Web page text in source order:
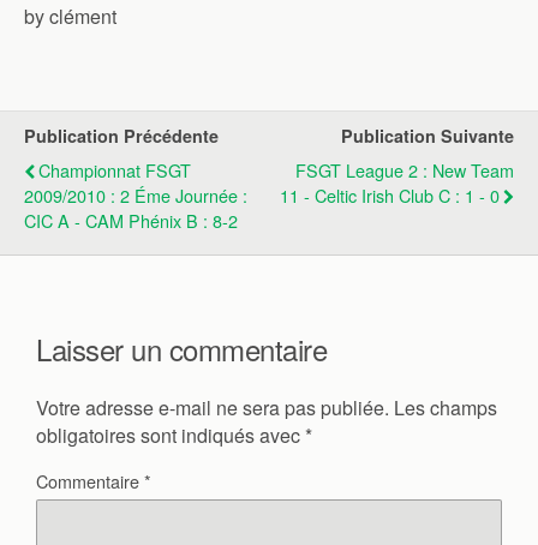
by clément
Publication Précédente
Championnat FSGT
2009/2010 : 2 Éme Journée :
CIC A - CAM Phénix B : 8-2
Publication Suivante
FSGT League 2 : New Team
11 - Celtic Irish Club C : 1 - 0
Laisser un commentaire
Votre adresse e-mail ne sera pas publiée. Les champs
obligatoires sont indiqués avec *
Commentaire*